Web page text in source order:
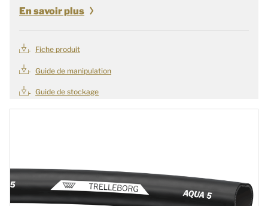
En savoir plus
Fiche produit
Guide de manipulation
Guide de stockage